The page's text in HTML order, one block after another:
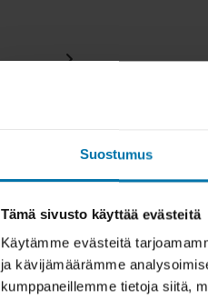
Suostumus
Tämä sivusto käyttää evästeitä
Käytämme evästeitä
ja kävijämäärämme
kumppaneillemme tietoja siitä,